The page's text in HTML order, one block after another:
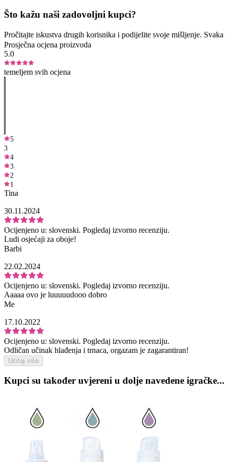
Što kažu naši zadovoljni kupci?
Pročitajte iskustva drugih korisnika i podijelite svoje mišljenje.
Prosječna ocjena proizvoda
5.0
temeljem svih ocjena
5
3
4
3
2
1
Tina
30.11.2024
Ocijenjeno u: slovenski. Pogledaj izvorno recenziju.
Ludi osjećaji za oboje!
Barbi
22.02.2024
Ocijenjeno u: slovenski. Pogledaj izvorno recenziju.
Aaaaa ovo je luuuuudooo dobro
Me
17.10.2022
Ocijenjeno u: slovenski. Pogledaj izvorno recenziju.
Odličan učinak hlađenja i trnaca, orgazam je zagarantiran!
Učitaj više
Kupci su također uvjereni u dolje navedene igračke...